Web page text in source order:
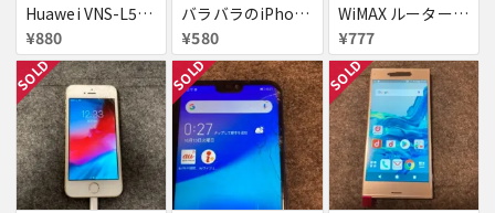
Huawei VNS-L52 ジャンク
¥880
バラバラのiPhone5s
¥580
WiMAX ルーター URoad Home
¥777
SOLD SOLD SOLD